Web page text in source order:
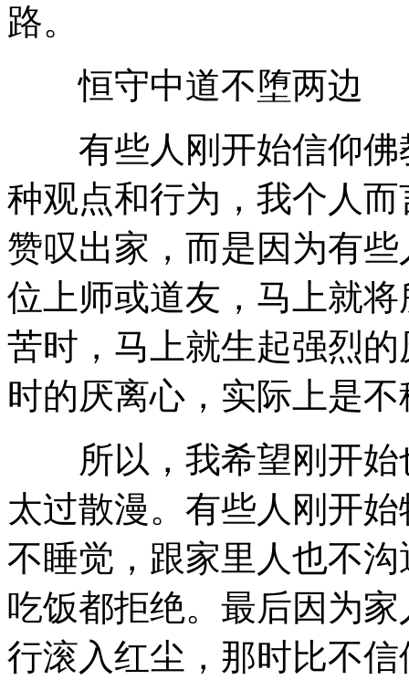
路。
恒守中道不堕两边
有些人刚开始信仰佛
种观点和行为，我个人
赞叹出家，而是因为有
位上师或道友，马上就
苦时，马上就生起强烈
时的厌离心，实际上是
所以，我希望刚开始
太过散漫。有些人刚开
不睡觉，跟家里人也不
吃饭都拒绝。最后因为
行滚入红尘，那时比不